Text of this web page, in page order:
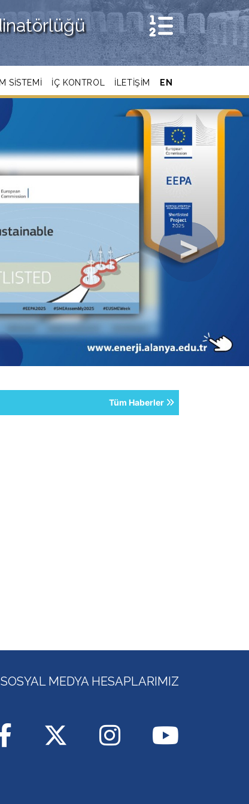
SISTEMI İÇ KONTROL İLETİŞİM EN
Next
Tüm Haberler
SOSYAL MEDYA HESAPLARIMIZ